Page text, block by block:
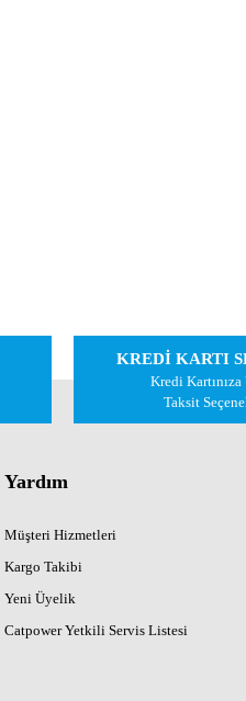
KREDİ KARTI
Kredi
Taksit
Yardım
Müşteri Hizmetleri
Kargo Takibi
Yeni Üyelik
Catpower Yetkili Servis Listesi